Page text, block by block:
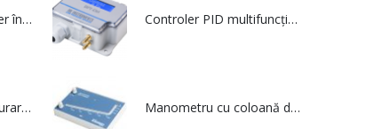
Centrală de tratare aer în execuție igienică – multiKAFT
Instrument de configurare pentru dispozitivele Siro și Siro MOD - Siro CT
Controler PID multifuncțional - DPT Ctrl
Manometru cu coloană de lichid - MM